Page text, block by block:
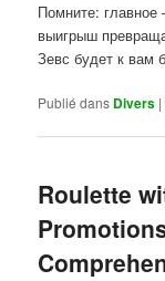
Помните:
выигрыш
Зевс будет к вам
Publié dans Divers |
Roulette